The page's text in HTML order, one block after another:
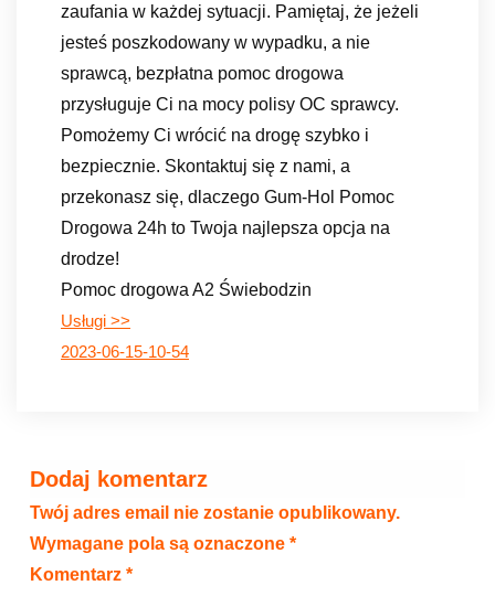
zaufania w każdej sytuacji. Pamiętaj, że jeżeli
jesteś poszkodowany w wypadku, a nie
sprawcą, bezpłatna pomoc drogowa
przysługuje Ci na mocy polisy OC sprawcy.
Pomożemy Ci wrócić na drogę szybko i
bezpiecznie. Skontaktuj się z nami, a
przekonasz się, dlaczego Gum-Hol Pomoc
Drogowa 24h to Twoja najlepsza opcja na
drodze!
Pomoc drogowa A2 Świebodzin
Usługi >>
2023-06-15-10-54
Dodaj komentarz
Twój adres email nie zostanie opublikowany.
Wymagane pola są oznaczone *
Komentarz *